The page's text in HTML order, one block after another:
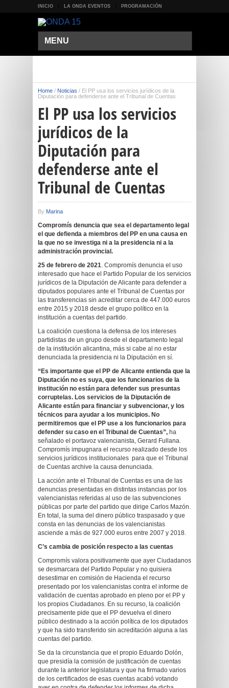
INICIO LA ONDA EVENTOS PROGRAMACIÓN
MENU
Home / Noticias / El PP usa los servicios jurídicos de la
Diputación para defenderse ante el Tribunal de Cuentas
El PP usa los servicios
jurídicos de la
Diputación para
defenderse ante el
Tribunal de Cuentas
By Marina
Compromís denuncia que sea el departamento legal
el que defienda a miembros del PP en una causa en
la que no se investiga ni a la presidencia ni a la
administración provincial.
25 de febrero de 2021. Compromís denuncia el uso
interesado que hace el Partido Popular de los servicios
jurídicos de la Diputación de Alicante para defender a
diputados populares ante el Tribunal de Cuentas por
las transferencias sin acreditar cerca de 447.000 euros
entre 2015 y 2018 desde el grupo político en la
institución a cuentas del partido.
La coalición cuestiona la defensa de los intereses
partidistas de un grupo desde el departamento legal
de la institución alicantina, más si cabe al no estar
denunciada la presidencia ni la Diputación en sí.
“Es importante que el PP de Alicante entienda que la
Diputación no es suya, que los funcionarios de la
institución no están para defender sus presuntas
corruptelas. Los servicios de la Diputación de
Alicante están para financiar y subvencionar, y los
técnicos para ayudar a los municipios. No
permitiremos que el PP use a los funcionarios para
defender su caso en el Tribunal de Cuentas”, ha
señalado el portavoz valencianista, Gerard Fullana.
Compromís impugnara el recurso realizado desde los
servicios jurídicos institucionales para que el Tribunal
de Cuentas archive la causa denunciada.
La acción ante el Tribunal de Cuentas es una de las
denuncias presentadas en distintas instancias por los
valencianistas referidas al uso de las subvenciones
públicas por parte del partido que dirige Carlos Mazón.
En total, la suma del dinero público traspasado y que
consta en las denuncias de los valencianistas
asciende a más de 927.000 euros entre 2007 y 2018.
C’s cambia de posición respecto a las cuentas
Compromís valora positivamente que ayer Ciudadanos
se desmarcara del Partido Popular y no quisiera
desestimar en comisión de Hacienda el recurso
presentado por los valencianistas contra el informe de
validación de cuentas aprobado en pleno por el PP y
los propios Ciudadanos. En su recurso, la coalición
precisamente pide que el PP devuelva el dinero
público destinado a la acción política de los diputados
y que ha sido transferido sin acreditación alguna a las
cuentas del partido.
Se da la circunstancia que el propio Eduardo Dolón,
que presidía la comisión de justificación de cuentas
durante la anterior legislatura y que ha firmado varios
de los certificados de esas cuentas acabó votando